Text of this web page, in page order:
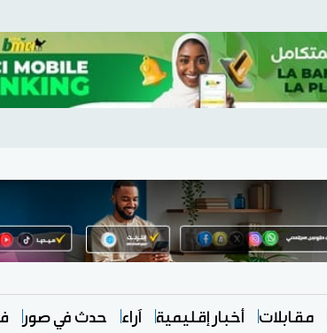
مقابلات أخبار إقليمية آراء حدث في صور